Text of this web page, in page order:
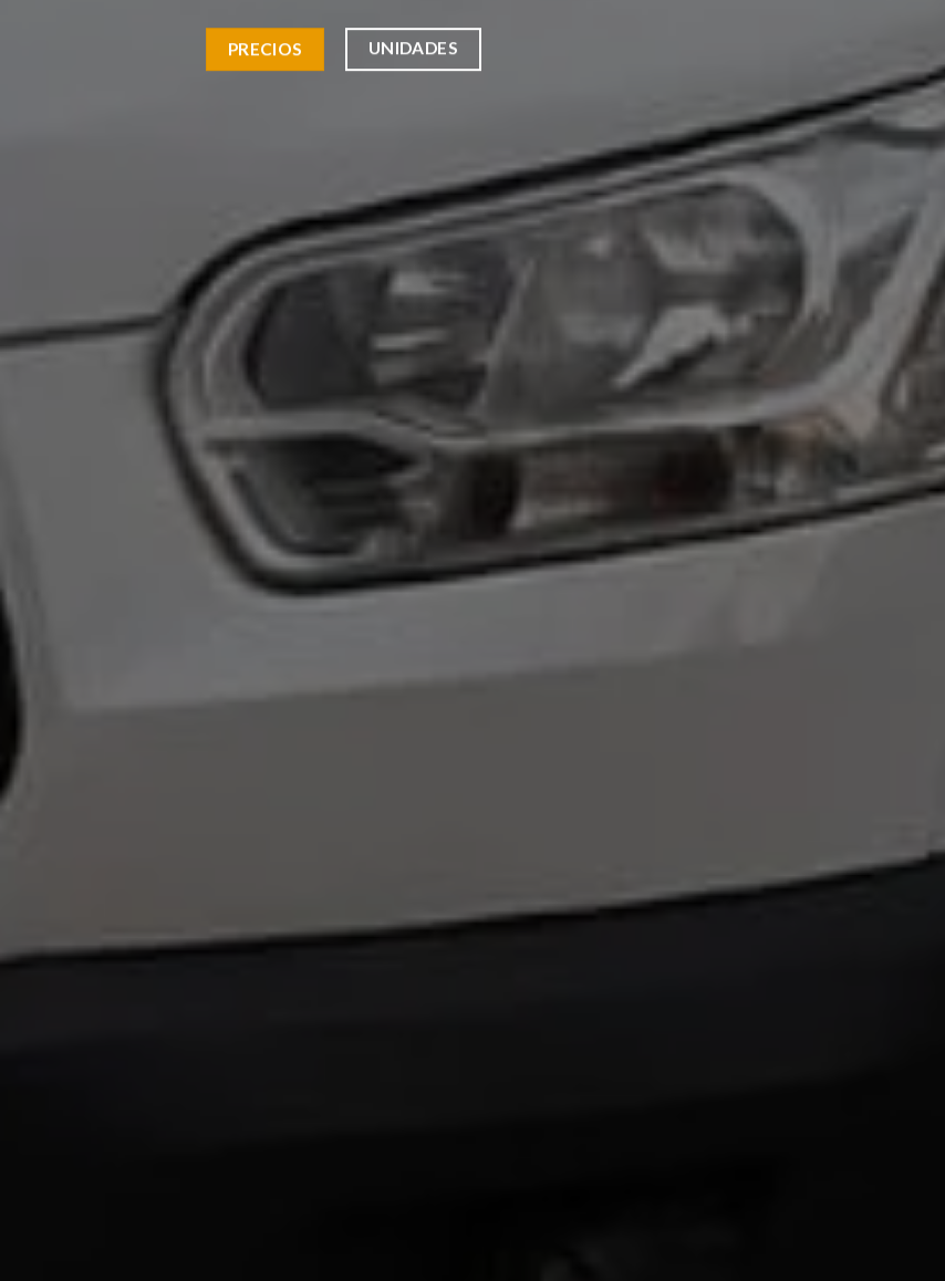
PRECIOS UNIDADES